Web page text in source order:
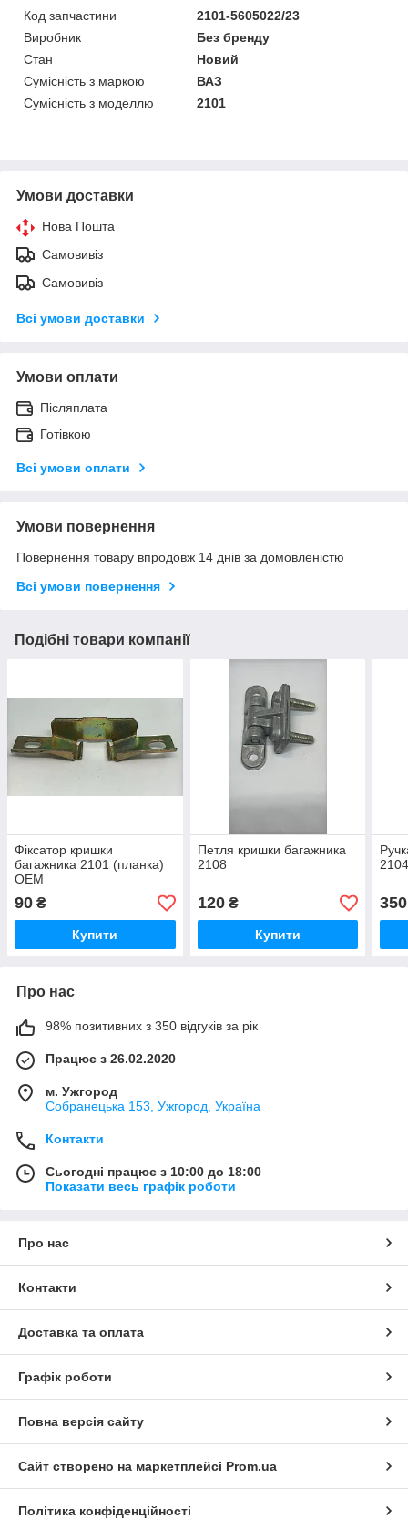
Код запчастини
2101-5605022/23
Виробник
Без бренду
Стан
Новий
Сумісність з маркою
ВАЗ
Сумісність з моделлю
2101
Умови доставки
Нова Пошта
Самовивіз
Самовивіз
Всі умови доставки
Умови оплати
Післяплата
Готівкою
Всі умови оплати
Умови повернення
Повернення товару впродовж 14 днів за домовленістю
Всі умови повернення
Подібні товари компанії
Фіксатор кришки
багажника 2101 (планка)
OEM
90 ₴
Купити
Петля кришки багажника
2108
120₴
Купити
350
Про нас
98% позитивних з 350 відгуків за рік
Працює з 26.02.2020
м. Ужгород
Собранецька 153, Ужгород, Україна
Контакти
Сьогодні працює з 10:00 до 18:00
Показати весь графік роботи
Про нас
Контакти
Доставка та оплата
Графік роботи
Повна версія сайту
Сайт створено на маркетплейсі Prom.ua
Політика конфіденційності